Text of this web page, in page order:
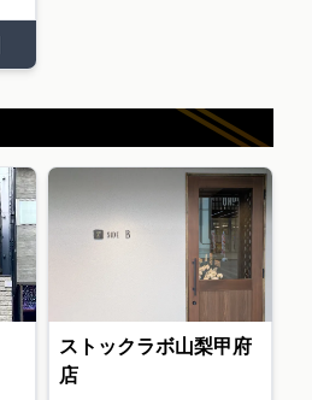
ストックラボ山梨甲府
店